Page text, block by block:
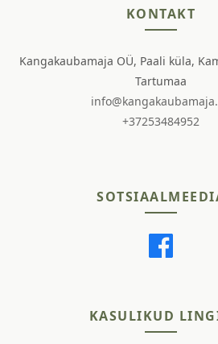
KONTAKT
Kangakaubamaja OÜ, Paali küla,
Tartumaa
+37253484952
KASULIKUD